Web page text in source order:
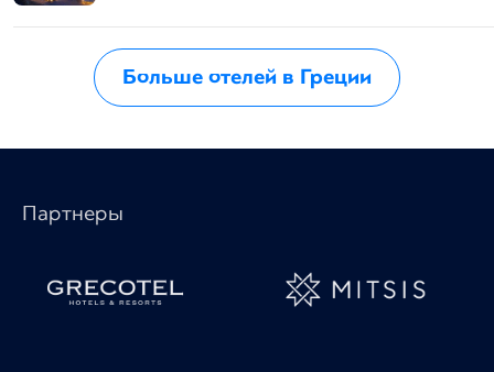
Больше отелей в Греции
Партнеры